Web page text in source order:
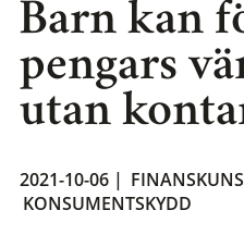
Barn kan
pengars
utan
2021-10-06 |
KONSUMENTSKYDD